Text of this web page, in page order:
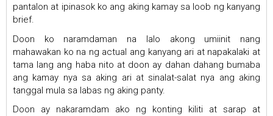
pantalon at ipinasok ko ang aking kamay sa loob ng kanyang
brief.
Doon ko naramdaman na lalo akong umiinit nang
mahawakan ko na ng actual ang kanyang ari at napakalaki at
tama lang ang haba nito at doon ay dahan dahang bumaba
ang kamay nya sa aking ari at sinalat-salat nya ang aking
tanggal mula sa labas ng aking panty.
Doon ay nakaramdam ako ng konting kiliti at sarap at